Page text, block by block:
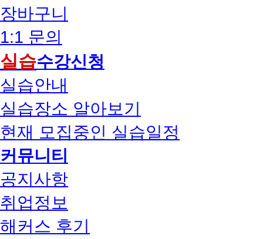
장바구니
1:1 문의
실습수강신청
실습안내
실습장소 알아보기
현재 모집중인 실습일정
커뮤니티
공지사항
취업정보
해커스 후기